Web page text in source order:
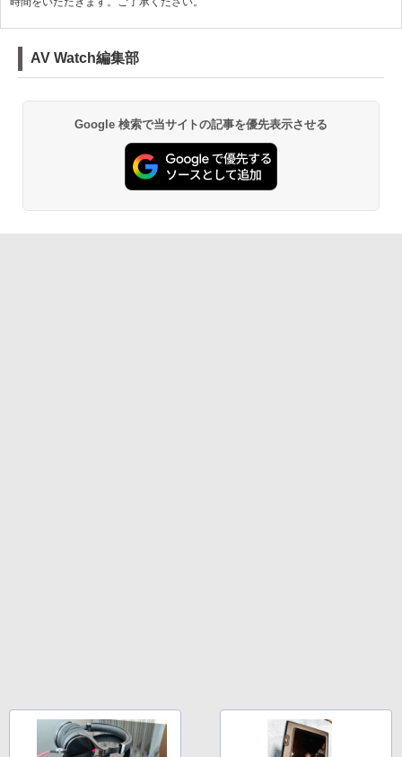
AV Watch編集部
Google 検索で当サイトの記事を優先表示させる